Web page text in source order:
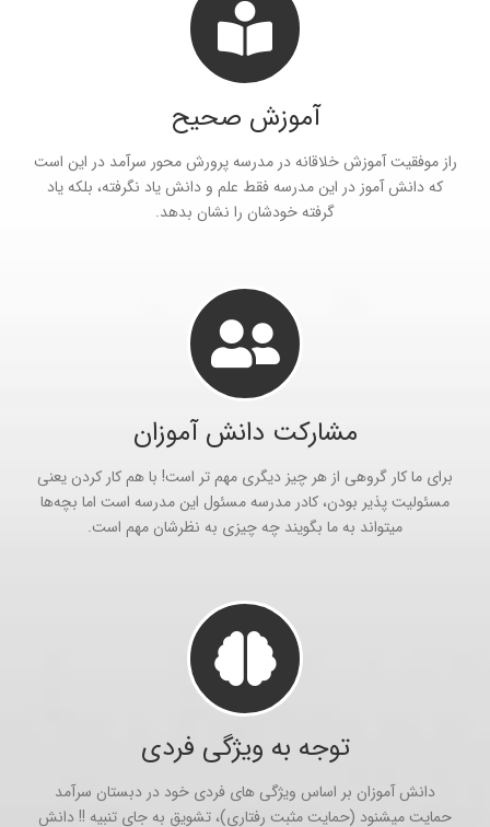
آموزش صحیح
راز موفقیت آموزش خلاقانه در مدرسه پرورش محور سرآمد در این است
که دانش آموز در این مدرسه فقط علم و دانش یاد نگرفته، بلکه یاد
گرفته خودشان را نشان بدهد.
مشارکت دانش آموزان
برای ما کار گروهی از هر چیز دیگری مهم تر است! با هم کار کردن یعنی
مسئولیت پذیر بودن، کادر مدرسه مسئول این مدرسه است اما بچه‌ها
میتواند به ما بگویند چه چیزی به نظرشان مهم است.
توجه به ویژگی فردی
دانش آموزان بر اساس ویژگی های فردی خود در دبستان سرآمد
حمایت میشنود (حمایت مثبت رفتاری)، تشویق به جای تنبیه !! دانش